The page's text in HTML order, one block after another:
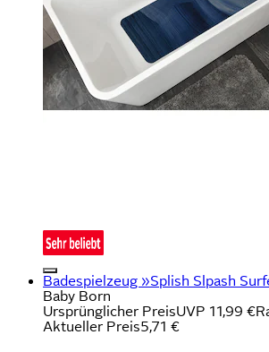
Badespielzeug »Splish Slpash
Baby Born
Ursprünglicher PreisUVP 11,99 €
Aktueller Preis5,71 €